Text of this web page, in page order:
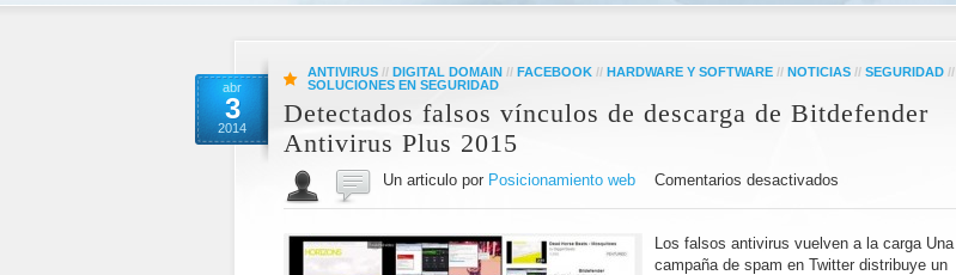
abr
3
2014
ANTIVIRUS // DIGITAL DOMAIN // FACEBOOK // HARDWARE Y SOFTWARE // NOTICIAS // SEGURIDAD //
SOLUCIONES EN SEGURIDAD
Detectados falsos vínculos de descarga de Bitdefender
Antivirus Plus 2015
Un articulo por Posicionamiento web Comentarios desactivados
Los falsos antivirus vuelven a la carga Una
campaña de spam en Twitter distribuye un